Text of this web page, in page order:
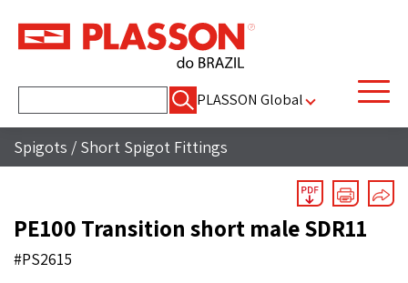
por:
PLASSON Global
Spigots / Short Spigot Fittings
PE100 Transition short male SDR11
#PS2615